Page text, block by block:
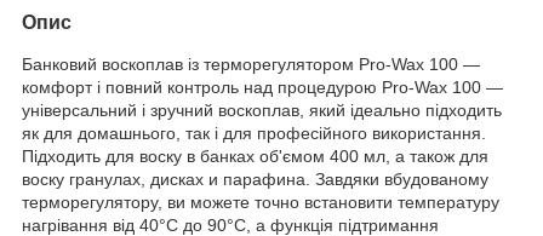
Опис
Банковий воскоплав із терморегулятором Pro-Wax 100 —
комфорт і повний контроль над процедурою Pro-Wax 100 —
універсальний і зручний воскоплав, який ідеально підходить
як для домашнього, так і для професійного використання.
Підходить для воску в банках об'ємом 400 мл, а також для
воску гранулах, дисках и парафина. Завдяки вбудованому
терморегулятору, ви можете точно встановити температуру
нагрівання від 40°C до 90°C, а функція підтримання